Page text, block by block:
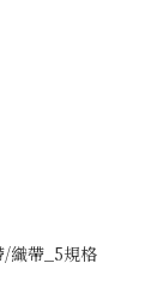
/織帶_5規格